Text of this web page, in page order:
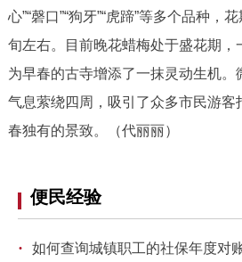
心”“磬口”“狗牙”“虎蹄”等多个品种，
旬左右。目前晚花蜡梅处于盛花期，
为早春的古寺增添了一抹灵动生机。
气息萦绕四周，吸引了众多市民游客
春独有的景致。（代丽丽）
便民经验
· 如何查询城镇职工的社保年度对